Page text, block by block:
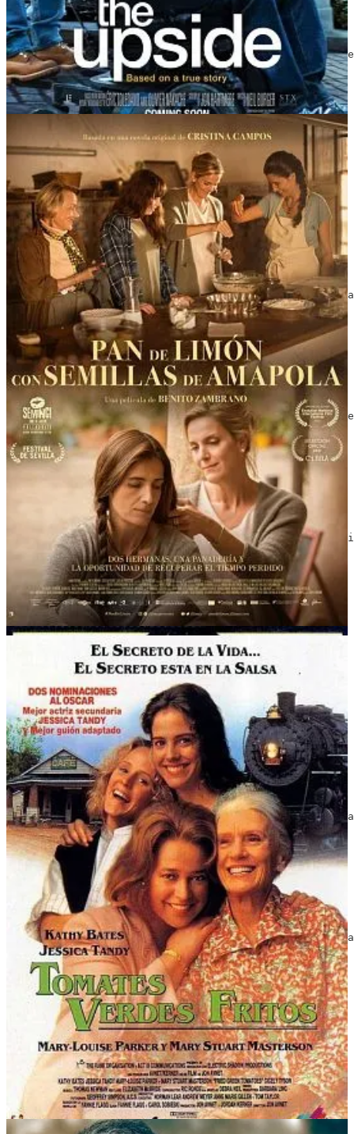
2016 | Dir. Raúl Arévalo | Reparto: Antonio de la
Ver Tarde para la...
Pan de limón con semillas de amapola
2021 | Dir. Benito Zambrano | Reparto: Elia Galera,
Ver Pan de limón...
Arrebato
1979 | Dir. Iván Zulueta | Reparto: Eusebio Poncela,
Ver Arrebato
2017 | Dir. Isabel Coixet | Reparto: Emily Mortimer,
Ver La librería
Tomates verdes fritos
1991 | Dir. Jon Avnet | Reparto: Kathy Bates, Mary
Ver Tomates verdes...
La llamada
2017 | Dir. Javier Calvo, Javier Ambrossi | Reparto:
Ver La llamada...
Campeones
2018 | Dir. Javier Fesser | Reparto: Javier Gutiérrez,
Ver Campeones